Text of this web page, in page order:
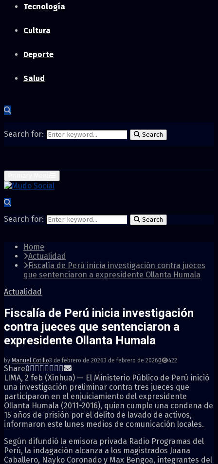
Tecnología
Cultura
Deporte
Salud
Search for: Search
Search for: Search
Home
Actualidad
Fiscalía de Perú inicia investigación contra jueces
que sentenciaron a expresidente Ollanta Humala
Actualidad
Fiscalía de Perú inicia investigación
contra jueces que sentenciaron a
expresidente Ollanta Humala
by Manuel Cotillo3 de febrero de 20263 de febrero de 20260 422
Share0
LIMA, 2 feb (Xinhua) — El Ministerio Público de Perú inició
una investigación preliminar contra tres jueces que
participaron en el enjuiciamiento del expresidente
Ollanta Humala (2011-2016), quien cumple una condena de
15 años de prisión por el delito de lavado de activos,
informaron este lunes medios de comunicación locales.
Según difundió la emisora privada Radio Programas del
Perú, la indagación alcanza a los magistrados Juana
Caballero, Nayko Coronado y Max Bengoa, integrantes del